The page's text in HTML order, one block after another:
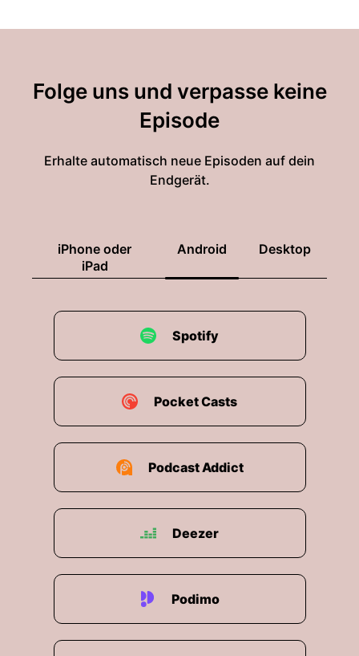
Folge uns und verpasse keine
Episode
Erhalte automatisch neue Episoden auf dein
Endgerät.
iPhone oder
iPad
Android Desktop
Spotify
Pocket Casts
Podcast Addict
Deezer
Podimo